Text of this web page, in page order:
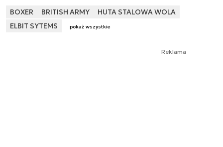
BOXER BRITISH ARMY
HUTA STALOWA WOLA
ELBIT SYTEMS
pokaż wszystkie
Reklama